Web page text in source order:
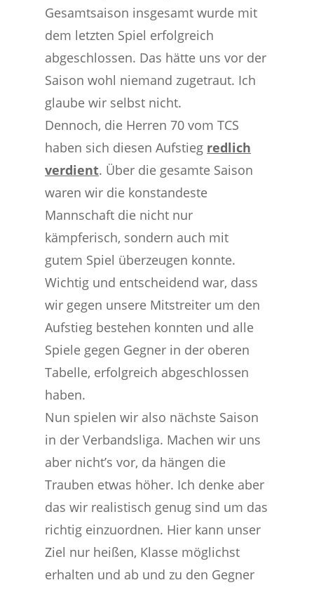
Gesamtsaison insgesamt wurde mit
dem letzten Spiel erfolgreich
abgeschlossen. Das hätte uns vor der
Saison wohl niemand zugetraut. Ich
glaube wir selbst nicht.
Dennoch, die Herren 70 vom TCS
haben sich diesen Aufstieg redlich
verdient. Über die gesamte Saison
waren wir die konstandeste
Mannschaft die nicht nur
kämpferisch, sondern auch mit
gutem Spiel überzeugen konnte.
Wichtig und entscheidend war, dass
wir gegen unsere Mitstreiter um den
Aufstieg bestehen konnten und alle
Spiele gegen Gegner in der oberen
Tabelle, erfolgreich abgeschlossen
haben.
Nun spielen wir also nächste Saison
in der Verbandsliga. Machen wir uns
aber nicht’s vor, da hängen die
Trauben etwas höher. Ich denke aber
das wir realistisch genug sind um das
richtig einzuordnen. Hier kann unser
Ziel nur heißen, Klasse möglichst
erhalten und ab und zu den Gegner